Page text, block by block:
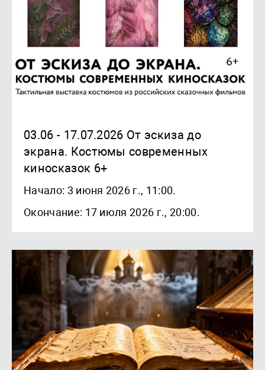
03.06 - 17.07.2026 От эскиза до
экрана. Костюмы современных
киносказок 6+
Начало: 3 июня 2026 г., 11:00.
Окончание: 17 июля 2026 г., 20:00.